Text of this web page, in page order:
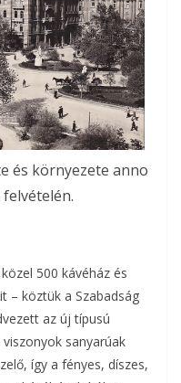
és környezete anno
500 kávéház és
– köztük a Szabadság
az új típusú
sanyarúak
így a fényes, díszes,